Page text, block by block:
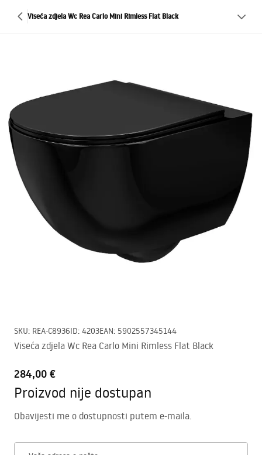
Viseća zdjela Wc Rea Carlo Mini Rimless Flat Black
SKU: REA-C8936ID: 4203EAN: 5902557345144
Viseća zdjela Wc Rea Carlo Mini Rimless Flat Black
284,00 €
Proizvod nije dostupan
Obavijesti me o dostupnosti putem e-maila.